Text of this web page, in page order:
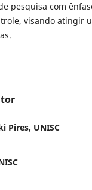
pesquisa com
visando atingir
Pires, UNISC